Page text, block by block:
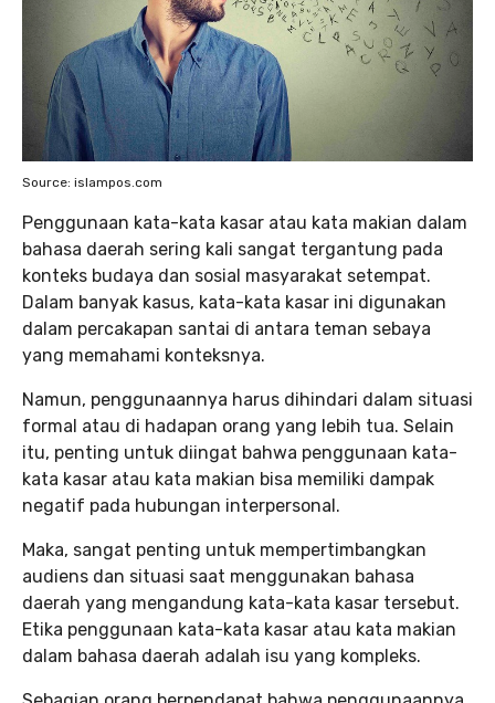
Source: islampos.com
Penggunaan kata-kata kasar atau kata makian dalam
bahasa daerah sering kali sangat tergantung pada
konteks budaya dan sosial masyarakat setempat.
Dalam banyak kasus, kata-kata kasar ini digunakan
dalam percakapan santai di antara teman sebaya
yang memahami konteksnya.
Namun, penggunaannya harus dihindari dalam situasi
formal atau di hadapan orang yang lebih tua. Selain
itu, penting untuk diingat bahwa penggunaan kata-
kata kasar atau kata makian bisa memiliki dampak
negatif pada hubungan interpersonal.
Maka, sangat penting untuk mempertimbangkan
audiens dan situasi saat menggunakan bahasa
daerah yang mengandung kata-kata kasar tersebut.
Etika penggunaan kata-kata kasar atau kata makian
dalam bahasa daerah adalah isu yang kompleks.